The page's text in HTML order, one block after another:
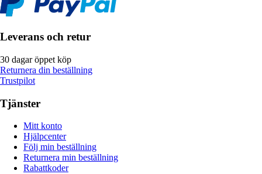
Leverans och retur
30 dagar öppet köp
Returnera din beställning
Trustpilot
Tjänster
Mitt konto
Hjälpcenter
Följ min beställning
Returnera min beställning
Rabattkoder